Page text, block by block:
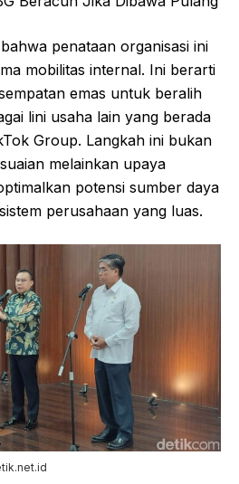
penataan organisasi ini
mobilitas internal. Ini berarti
emas untuk beralih
lini usaha lain yang berada
Group. Langkah ini bukan
melainkan upaya
potensi sumber daya
perusahaan yang luas.